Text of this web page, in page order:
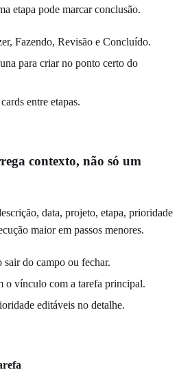
etapa pode marcar conclusão.
Fazendo, Revisão e Concluído.
para criar no ponto certo do
entre etapas.
contexto, não só um
data, projeto, etapa, prioridade
maior em passos menores.
sair do campo ou fechar.
o vínculo com a tarefa principal.
editáveis no detalhe.